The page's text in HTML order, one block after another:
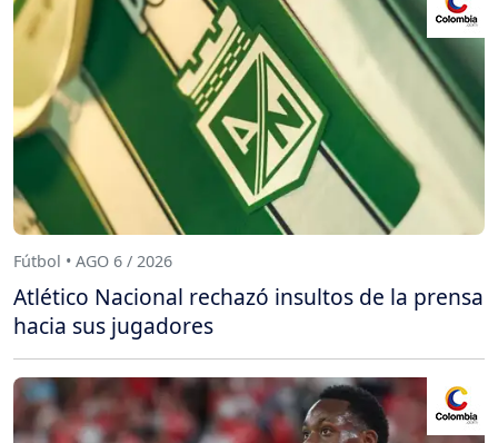
Fútbol • AGO 6 / 2026
Atlético Nacional rechazó insultos de la prensa
hacia sus jugadores